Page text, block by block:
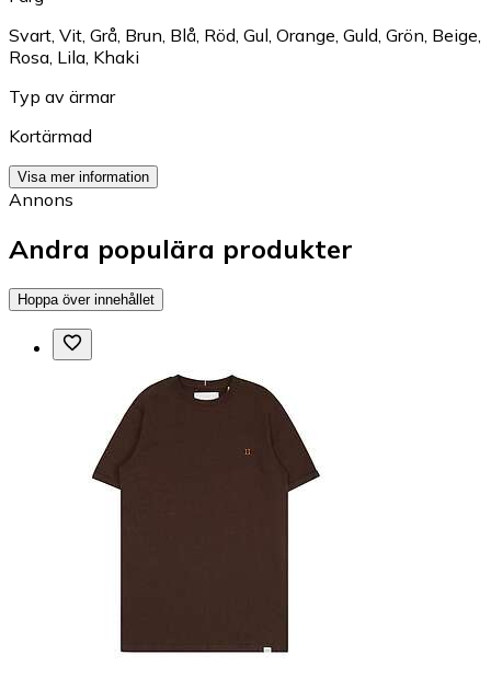
Svart Vit Grå Brun Blå Röd Gul Orange Guld Grön Beige
Rosa Lila Khaki
Typ av ärmar
Kortärmad
Visa mer information
Annons
Andra populära produkter
Hoppa över innehållet